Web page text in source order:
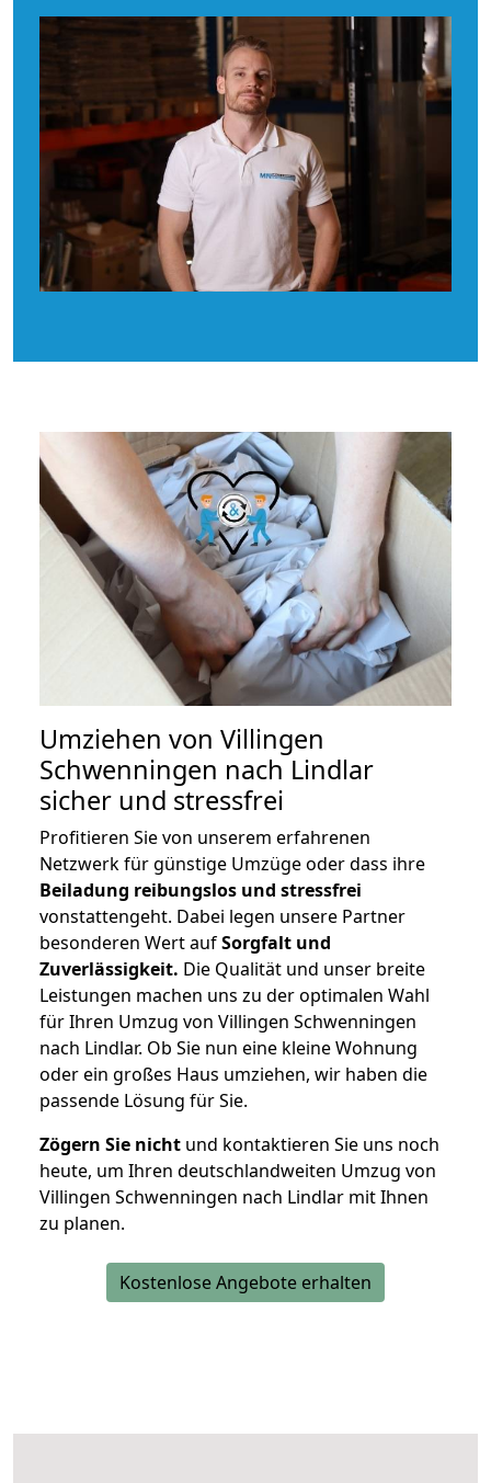
Umziehen von Villingen
Schwenningen nach Lindlar
sicher und stressfrei
Profitieren Sie von unserem erfahrenen
Netzwerk für günstige Umzüge oder dass ihre
Beiladung reibungslos und stressfrei
vonstattengeht. Dabei legen unsere Partner
besonderen Wert aufSorgfalt und
Zuverlässigkeit. Die Qualität und unser breite
Leistungen machen uns zu der optimalen Wahl
für Ihren Umzug von Villingen Schwenningen
nach Lindlar. Ob Sie nun eine kleine Wohnung
oder ein großes Haus umziehen, wir haben die
passende Lösung für Sie.
Zögern Sie nicht und kontaktieren Sie uns noch
heute, um Ihren deutschlandweiten Umzug von
Villingen Schwenningen nach Lindlar mit Ihnen
zu planen.
Kostenlose Angebote erhalten